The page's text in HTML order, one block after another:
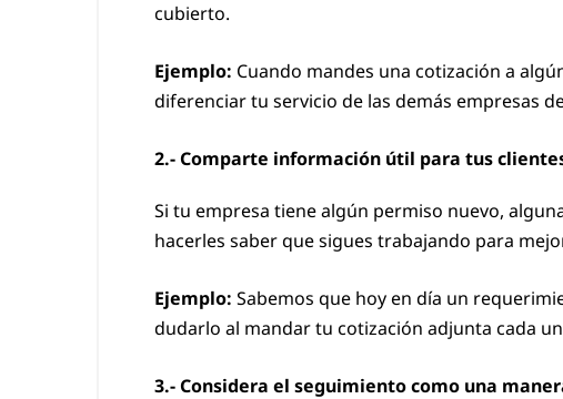
cubierto.
Ejemplo: Cuando mandes una cotización a
diferenciar tu servicio de las demás empresas
2.- Comparte información útil para tus
Si tu empresa tiene algún permiso nuevo,
hacerles saber que sigues trabajando para
Ejemplo: Sabemos que hoy en día un
dudarlo al mandar tu cotización adjunta cada
3.- Considera el seguimiento como una